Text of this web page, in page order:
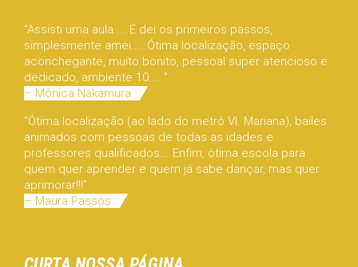
“Assisti uma aula.... E dei os primeiros passos,
simplesmente amei.....Ótima localização, espaço
aconchegante, muito bonito, pessoal super atencioso e
dedicado, ambiente 10.....”
– Mônica Nakamura
“Ótima localização (ao lado do metrô Vl. Mariana), bailes
animados com pessoas de todas as idades e
professores qualificados... Enfim, ótima escola para
quem quer aprender e quem já sabe dançar, mas quer
aprimorar!!!”
– Maura Passos